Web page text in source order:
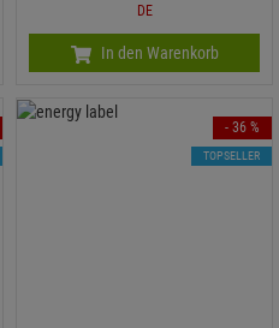
DE
In den Warenkorb
- 36 %
TOPSELLER